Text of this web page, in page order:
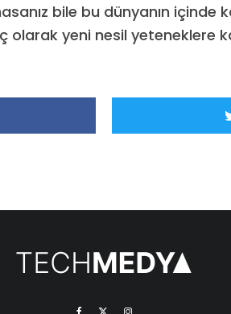
bile bu dünyanın içinde
yeni nesil yeteneklere